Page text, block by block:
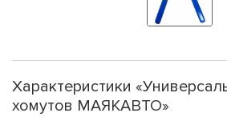
Характеристики
хомутов МАЯКАВТО»